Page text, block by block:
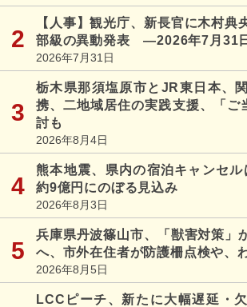
【人事】観光庁、新長官に木村典
部級の異動発表 ―2026年7月31
2026年7月31日
栃木県那須塩原市とJR東日本、
携、二地域居住の実践支援、「ご
討も
2026年8月4日
熊本地震、県内の宿泊キャンセル
約9億円にのぼる見込み
2026年8月3日
兵庫県丹波篠山市、「獣害対策」
へ、市外在住者が防護柵点検や、
2026年8月5日
LCCピーチ、新たに大幅遅延・